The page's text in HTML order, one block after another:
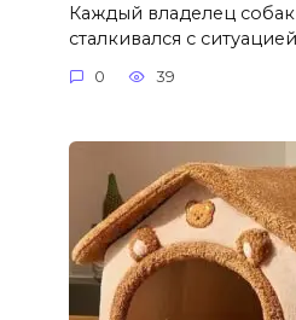
Каждый владелец
сталкивался с ситуацией
0 39